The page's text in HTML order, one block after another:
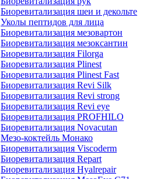
Биоревитализация шеи и декольте
Уколы пептидов для лица
Биоревитализация мезовартон
Биоревитализация мезоксантин
Биоревитализация Filorga
Биоревитализация Plinest
Биоревитализация Plinest Fast
Биоревитализация Revi Silk
Биоревитализация Revi strong
Биоревитализация Revi eye
Биоревитализация PROFHILO
Биоревитализация Novacutan
Мезо-коктейль Монако
Биоревитализация Viscoderm
Биоревитализация Repart
Биоревитализация Hyalrepair